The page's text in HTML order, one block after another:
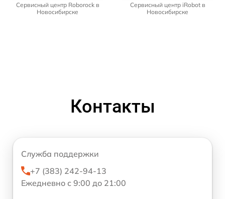
Сервисный центр Roborock в
Новосибирске
Сервисный центр iRobot в
Новосибирске
Контакты
Служба поддержки
+7 (383) 242-94-13
Ежедневно с 9:00 до 21:00